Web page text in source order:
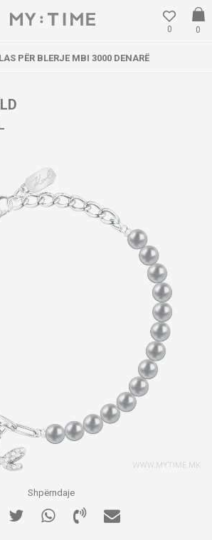
0
0
PËR BLERJE MBI 3000 DENARË
Shpërndaje